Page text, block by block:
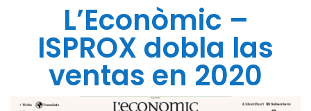
L’Econòmic –
ISPROX dobla las
ventas en 2020